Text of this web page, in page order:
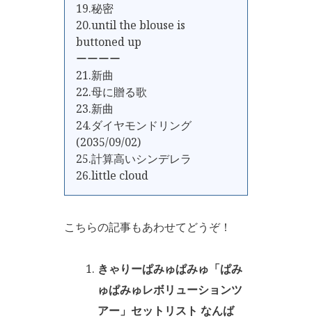
19.秘密
20.until the blouse is
buttoned up
ーーーー
21.新曲
22.母に贈る歌
23.新曲
24.ダイヤモンドリング
(2035/09/02)
25.計算高いシンデレラ
26.little cloud
こちらの記事もあわせてどうぞ！
きゃりーぱみゅぱみゅ「ぱみ
ゅぱみゅレボリューションツ
アー」セットリスト なんば